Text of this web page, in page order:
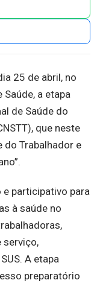
25 de abril, no
a etapa
de Saúde do
que neste
do Trabalhador e
participativo para
à saúde no
serviço,
A etapa
preparatório